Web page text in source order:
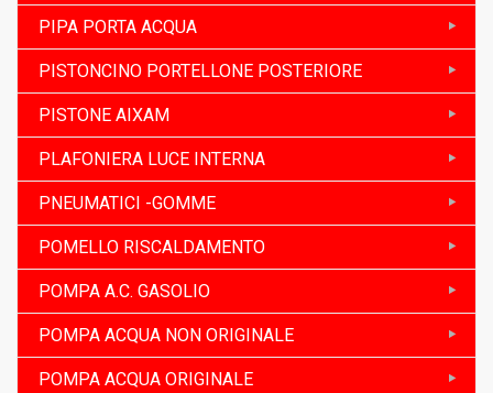
PIPA PORTA ACQUA
PISTONCINO PORTELLONE POSTERIORE
PISTONE AIXAM
PLAFONIERA LUCE INTERNA
PNEUMATICI -GOMME
POMELLO RISCALDAMENTO
POMPA A.C. GASOLIO
POMPA ACQUA NON ORIGINALE
POMPA ACQUA ORIGINALE